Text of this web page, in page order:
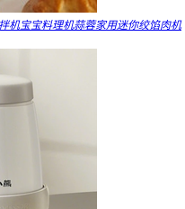
机宝宝料理机蒜蓉家用迷你绞馅肉机